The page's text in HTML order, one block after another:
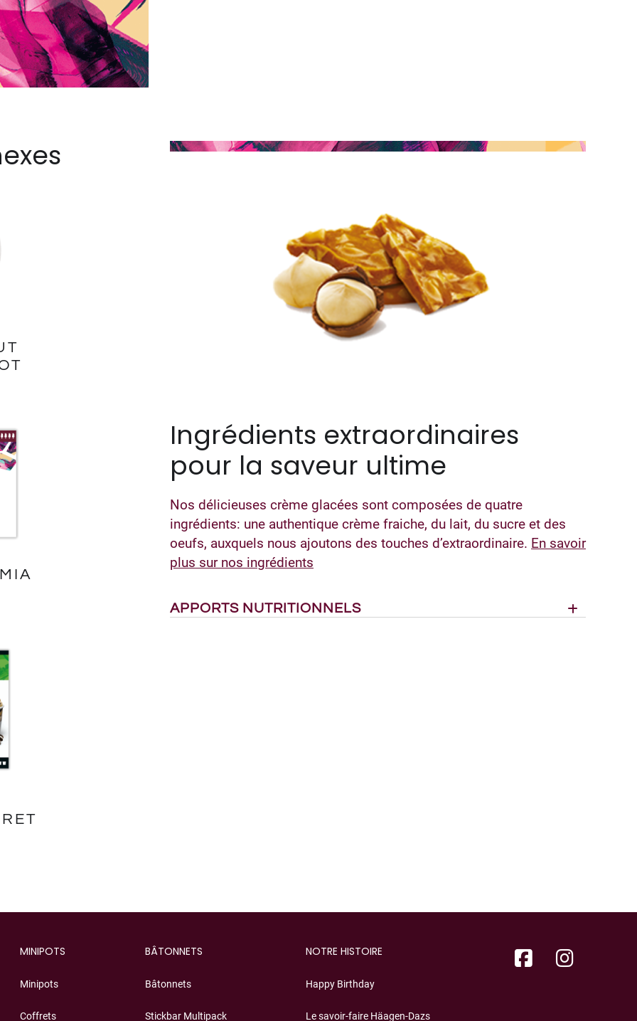
Ingrédients extraordinaires
pour la saveur ultime
Nos délicieuses crème glacées sont composées de quatre
ingrédients: une authentique crème fraiche, du lait, du sucre et des
oeufs, auxquels nous ajoutons des touches d’extraordinaire. En savoir
plus sur nos ingrédients
APPORTS NUTRITIONNELS
MINIPOTS
Minipots
Coffrets
BÂTONNETS
Bâtonnets
Stickbar Multipack
NOTRE HISTOIRE
Happy Birthday
Le savoir-faire Häagen-Dazs